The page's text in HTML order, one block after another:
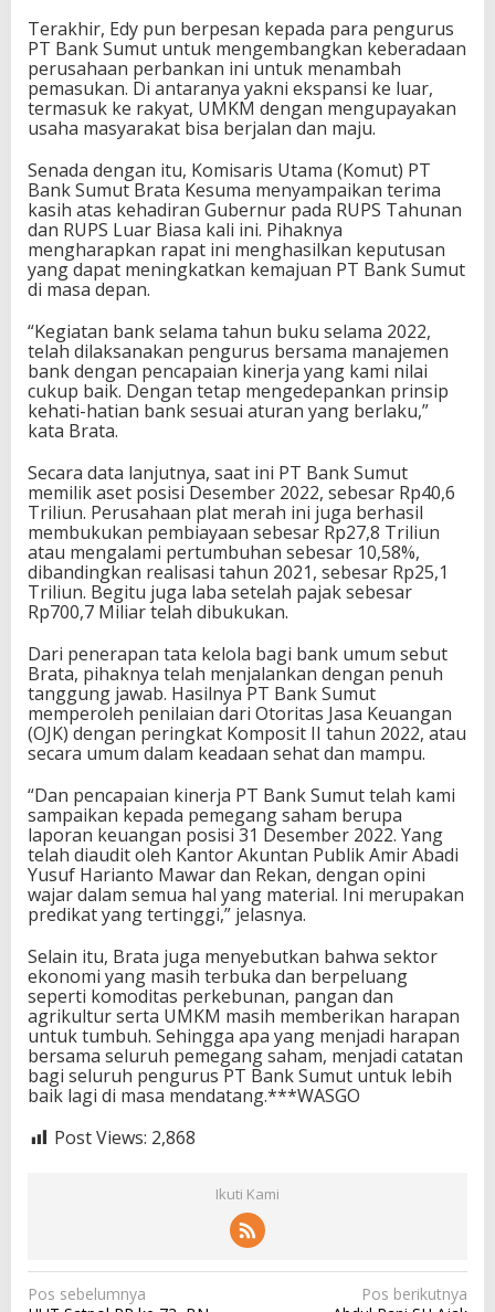
Terakhir, Edy pun berpesan kepada para pengurus
PT Bank Sumut untuk mengembangkan keberadaan
perusahaan perbankan ini untuk menambah
pemasukan. Di antaranya yakni ekspansi ke luar,
termasuk ke rakyat, UMKM dengan mengupayakan
usaha masyarakat bisa berjalan dan maju.
Senada dengan itu, Komisaris Utama (Komut) PT
Bank Sumut Brata Kesuma menyampaikan terima
kasih atas kehadiran Gubernur pada RUPS Tahunan
dan RUPS Luar Biasa kali ini. Pihaknya
mengharapkan rapat ini menghasilkan keputusan
yang dapat meningkatkan kemajuan PT Bank Sumut
di masa depan.
“Kegiatan bank selama tahun buku selama 2022,
telah dilaksanakan pengurus bersama manajemen
bank dengan pencapaian kinerja yang kami nilai
cukup baik. Dengan tetap mengedepankan prinsip
kehati-hatian bank sesuai aturan yang berlaku,”
kata Brata.
Secara data lanjutnya, saat ini PT Bank Sumut
memilik aset posisi Desember 2022, sebesar Rp40,6
Triliun. Perusahaan plat merah ini juga berhasil
membukukan pembiayaan sebesar Rp27,8 Triliun
atau mengalami pertumbuhan sebesar 10,58%,
dibandingkan realisasi tahun 2021, sebesar Rp25,1
Triliun. Begitu juga laba setelah pajak sebesar
Rp700,7 Miliar telah dibukukan.
Dari penerapan tata kelola bagi bank umum sebut
Brata, pihaknya telah menjalankan dengan penuh
tanggung jawab. Hasilnya PT Bank Sumut
memperoleh penilaian dari Otoritas Jasa Keuangan
(OJK) dengan peringkat Komposit II tahun 2022, atau
secara umum dalam keadaan sehat dan mampu.
“Dan pencapaian kinerja PT Bank Sumut telah kami
sampaikan kepada pemegang saham berupa
laporan keuangan posisi 31 Desember 2022. Yang
telah diaudit oleh Kantor Akuntan Publik Amir Abadi
Yusuf Harianto Mawar dan Rekan, dengan opini
wajar dalam semua hal yang material. Ini merupakan
predikat yang tertinggi,” jelasnya.
Selain itu, Brata juga menyebutkan bahwa sektor
ekonomi yang masih terbuka dan berpeluang
seperti komoditas perkebunan, pangan dan
agrikultur serta UMKM masih memberikan harapan
untuk tumbuh. Sehingga apa yang menjadi harapan
bersama seluruh pemegang saham, menjadi catatan
bagi seluruh pengurus PT Bank Sumut untuk lebih
baik lagi di masa mendatang.***WASGO
Post Views: 2,868
Ikuti Kami
N
Pos sebelumnya
Pos berikutnya